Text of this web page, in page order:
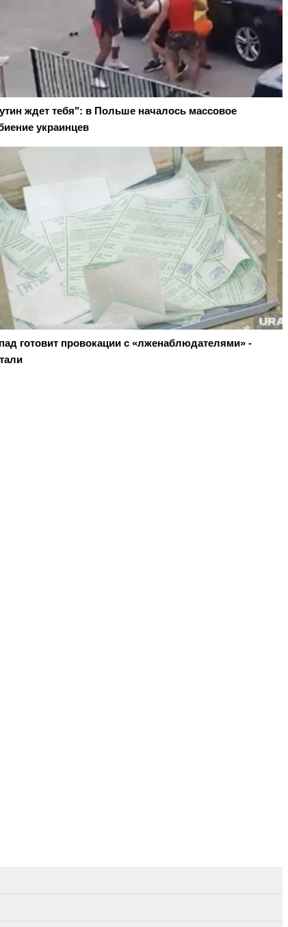
ждет тебя": в Польше началось массовое
украинцев
готовит провокации с «лженаблюдателями» -